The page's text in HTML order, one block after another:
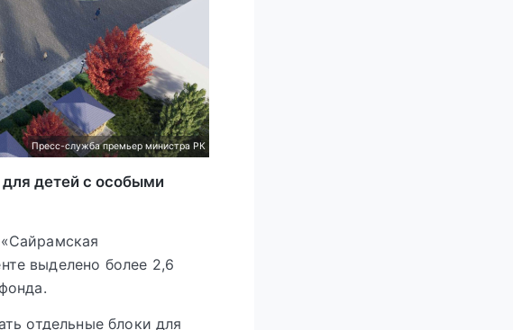
Пресс-служба премьер министра РК
детей с особыми
выделено более 2,6
отдельные блоки для